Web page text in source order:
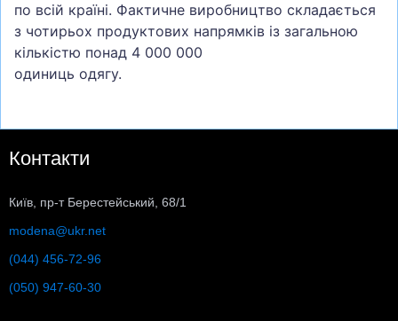
по всій країні. Фактичне виробництво складається
з чотирьох продуктових напрямків із загальною
кількістю понад 4 000 000
одиниць одягу.
Контакти
Київ, пр-т Берестейський, 68/1
modena@ukr.net
(044) 456-72-96
(050) 947-60-30